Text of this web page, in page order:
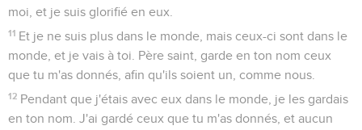
moi, et je suis glorifié en eux.
11 Et je ne suis plus dans le monde, mais ceux-ci sont dans le
monde, et je vais à toi. Père saint, garde en ton nom ceux
que tu m'as donnés, afin qu'ils soient un, comme nous.
12 Pendant que j'étais avec eux dans le monde, je les gardais
en ton nom. J'ai gardé ceux que tu m'as donnés, et aucun